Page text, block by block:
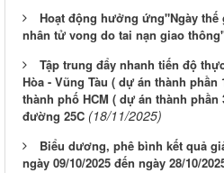
Hoạt động hưởng ứng"Ngày
nhân tử vong do tai nạn giao
Tập trung đẩy nhanh tiến độ
Hòa - Vũng Tàu ( dự án thành
thành phố HCM ( dự án thành
đường 25C (18/11/2025)
Biểu dương, phê bình kết quả
ngày 09/10/2025 đến ngày 28/10/